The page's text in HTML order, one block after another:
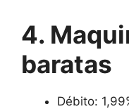
4.
baratas
Débito: